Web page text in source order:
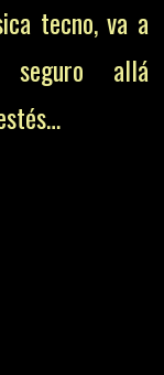
tecno, va a
seguro allá